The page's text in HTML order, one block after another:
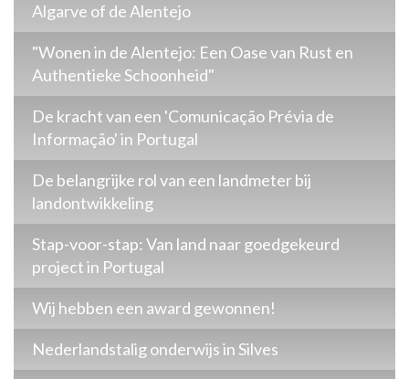
Algarve of de Alentejo
"Wonen in de Alentejo: Een Oase van Rust en
Authentieke Schoonheid"
De kracht van een 'Comunicação Prévia de
Informação' in Portugal
De belangrijke rol van een landmeter bij
landontwikkeling
Stap-voor-stap: Van land naar goedgekeurd
project in Portugal
Wij hebben een award gewonnen!
Nederlandstalig onderwijs in Silves